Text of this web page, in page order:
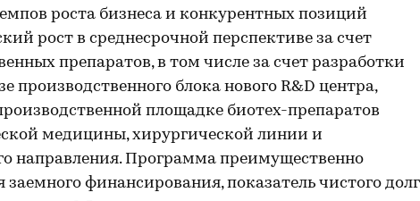
роста бизнеса и конкурентных позиций
рост в среднесрочной перспективе за счет
препаратов, в том числе за счет разработки
производственного блока нового R&D центра,
площадке биотех-препаратов
медицины, хирургической линии и
направления. Программа преимущественно
заемного финансирования, показатель чистого